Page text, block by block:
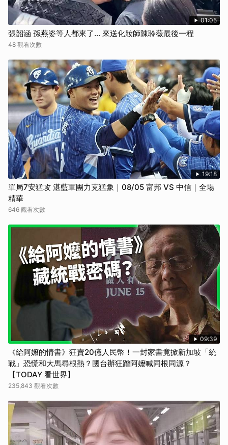
01:05
張韶涵 孫燕姿等人都來了... 來送化妝師陳聆薇最後一程
48 觀看次數
19:18
單局7安猛攻 湛藍軍團力克猛象｜08/05 富邦 VS 中信｜全場
精華
646 觀看次數
09:39
《給阿嬤的情書》狂賣20億人民幣！一封家書竟掀新加坡「統
戰」恐慌和大馬尋根熱？國台辦狂蹭阿嬤喊同根同源？
【TODAY 看世界】
235,843 觀看次數